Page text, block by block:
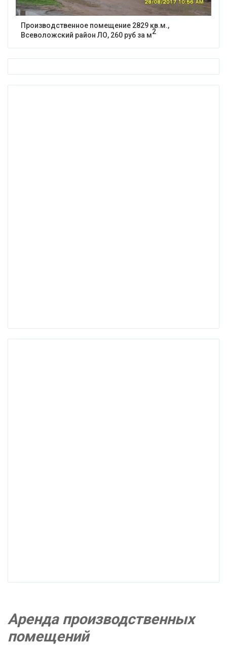
Производственное помещение 2829 кв.м.,
Всеволожский район ЛО, 260 руб за м2
Аренда производственных
помещений